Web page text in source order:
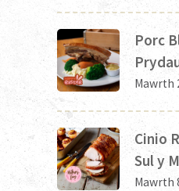
Porc
Mawrth
Cinio
Sul y
Mawrth